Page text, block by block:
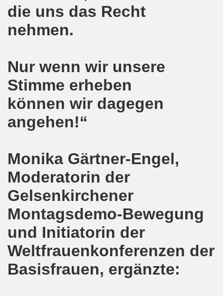
die uns das Recht
nehmen.
Nur wenn wir unsere
Stimme erheben
können wir dagegen
angehen!“
Monika Gärtner-Engel,
Moderatorin der
Gelsenkirchener
Montagsdemo-Bewegung
und Initiatorin der
Weltfrauenkonferenzen der
Basisfrauen, ergänzte:
die geplante Politik der neuen NRW-Koalition von
steht mit voller Solidarität an der Seite der
werden - 626. Gelsenkirchener Montagsdemo-
Bewegung diskutiert Wahlschlappe der SPD
auch am 14.05.2017 für die MLPD direkt zur
Bewegung ruft auf gegen Donald Trumps Luftangriffe
Bewegung im Zeichen der internationalen Arbeiter-
- weg mit Hartz IV, nicht nur Nachbesserung a la Martin
621. Gelsenkirchener Montagsdemo-Bewegung
Montagsdemo-Bewegung: Keine
Bewegung berichtet am 20.03.2017 von der